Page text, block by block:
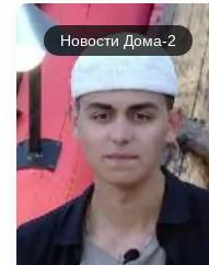
Новости Дома-2